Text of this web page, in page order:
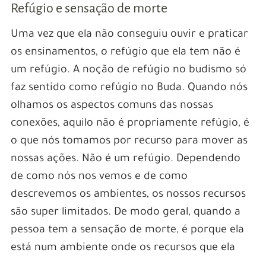
Refúgio e sensação de morte
Uma vez que ela não conseguiu ouvir e praticar
os ensinamentos, o refúgio que ela tem não é
um refúgio. A noção de refúgio no budismo só
faz sentido como refúgio no Buda. Quando nós
olhamos os aspectos comuns das nossas
conexões, aquilo não é propriamente refúgio, é
o que nós tomamos por recurso para mover as
nossas ações. Não é um refúgio. Dependendo
de como nós nos vemos e de como
descrevemos os ambientes, os nossos recursos
são super limitados. De modo geral, quando a
pessoa tem a sensação de morte, é porque ela
está num ambiente onde os recursos que ela